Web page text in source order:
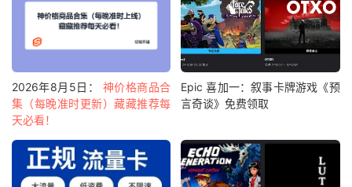
2026年8月5日： 神价格商品合
集（每晚准时更新）藏藏推荐每
天必看！
Epic 喜加一：叙事卡牌游戏《预
言奇谈》免费领取